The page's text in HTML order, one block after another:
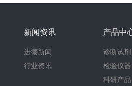
新闻资讯
进德新闻
行业资讯
产品中
诊断试剂
检验仪器
科研产品